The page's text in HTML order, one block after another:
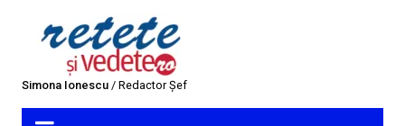
Simona Ionescu/ Redactor Șef